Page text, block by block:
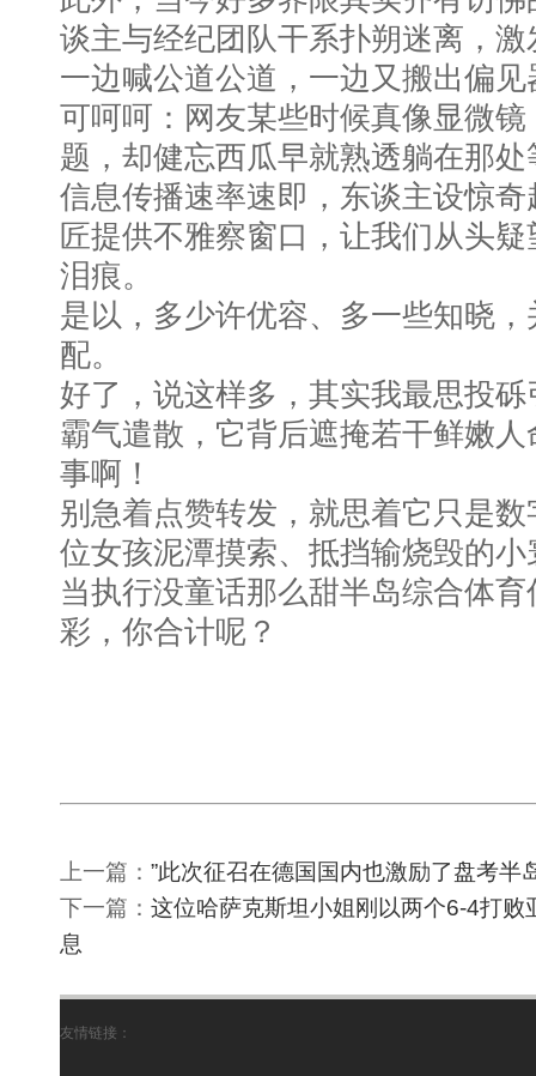
谈主与经纪团队干系扑朔迷离，
一边喊公道公道，一边又搬出偏
可呵呵：网友某些时候真像显微
题，却健忘西瓜早就熟透躺在那
信息传播速率速即，东谈主设惊
匠提供不雅察窗口，让我们从头
泪痕。
是以，多少许优容、多一些知晓
配。
好了，说这样多，其实我最思投
霸气遣散，它背后遮掩若干鲜嫩
事啊！
别急着点赞转发，就思着它只是
位女孩泥潭摸索、抵挡输烧毁的
当执行没童话那么甜半岛综合体
彩，你合计呢？
上一篇： ”此次征召在德国国内也激励了盘考半
下一篇： 这位哈萨克斯坦小姐刚以两个6-4打
息
友情链接：